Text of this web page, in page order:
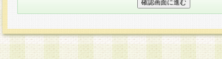
に掲示したときに、その 他の諸規定については
てその効力を生じるものとします。
4.本規約は、会員登録希望者による会員登録手続